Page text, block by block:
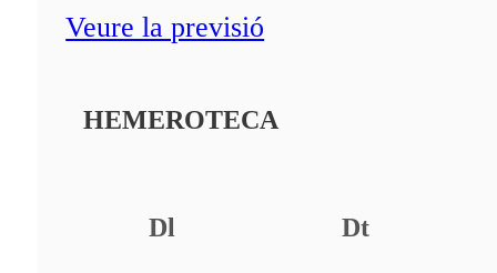
Veure la previsió
HEMEROTECA
Dl Dt